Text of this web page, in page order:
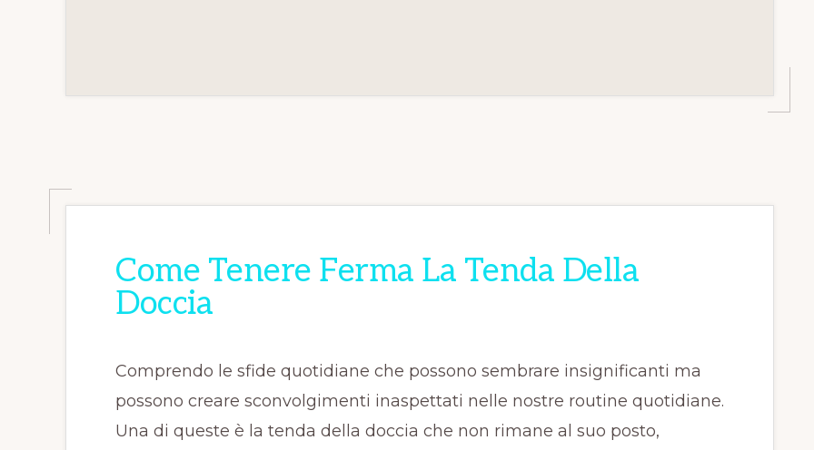
Come Tenere Ferma La Tenda Della
Doccia
Comprendo le sfide quotidiane che possono sembrare insignificanti ma
possono creare sconvolgimenti inaspettati nelle nostre routine quotidiane.
Una di queste è la tenda della doccia che non rimane al suo posto,